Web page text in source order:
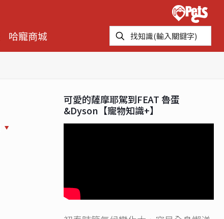
哈寵商城
可愛的薩摩耶駕到FEAT 魯蛋
&Dyson【寵物知識+】